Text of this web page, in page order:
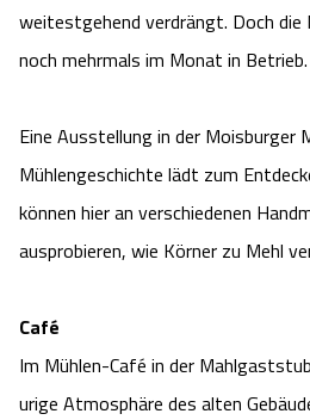
Anreise
Videos
Kontakt
Urlaub mit
Snow World
Das verrückte
Abenteuerland
Adventure District
weitestgehend verdrängt. Doch die
noch mehrmals im Monat in Betrieb.
Eine Ausstellung in der Moisburger
Mühlengeschichte lädt zum
können hier an verschiedenen
ausprobieren, wie Körner zu Mehl
Café
Im Mühlen-Café in der
urige Atmosphäre des alten